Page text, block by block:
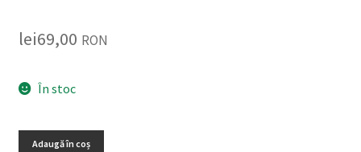
lei69,00 RON
În stoc
Adaugă în coș